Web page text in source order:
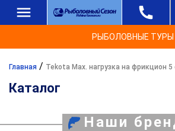
РЫБОЛОВНЫЕ ТУРЫ
Главная / Tekota Max. нагрузка на фрикцион 5
Каталог
Наши